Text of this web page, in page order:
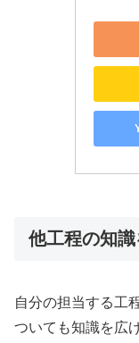
他工程の知
自分の担当する工
ついても知識を広